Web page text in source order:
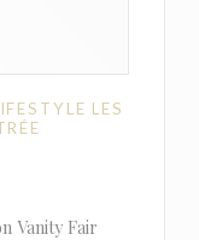
LES
Vanity Fair